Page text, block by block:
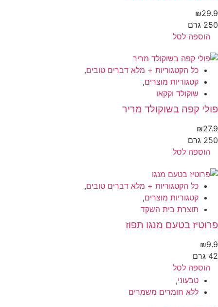
₪
גרם
הוספה לסל
כל הקטגוריות + מלא דברים טובים,
קטגוריות מוצרים,
שוקולד וקקאו
קפה בשוקולד מריר
₪
גרם
הוספה לסל
כל הקטגוריות + מלא דברים טובים,
קטגוריות מוצרים,
תוצרת בית השקד
בטעם מנגו תפוז
₪
הוספה לסל
טבעוני,
ללא חומרים משמרים